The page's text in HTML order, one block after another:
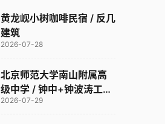
黄龙岘小树咖啡民宿 / 反几
建筑
2026-07-28
北京师范大学南山附属高
级中学 / 钟中+钟波涛工作
室
2026-07-29